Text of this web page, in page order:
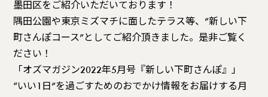
墨田区をご紹介いただいております！
隅田公園や東京ミズマチに面したテラス等、”新しい下
町さんぽコース”としてご紹介頂きました。是非ご覧く
ださい！
「オズマガジン2022年5月号『新しい下町さんぽ』」
“いい1日”を過ごすためのおでかけ情報をお届けする月